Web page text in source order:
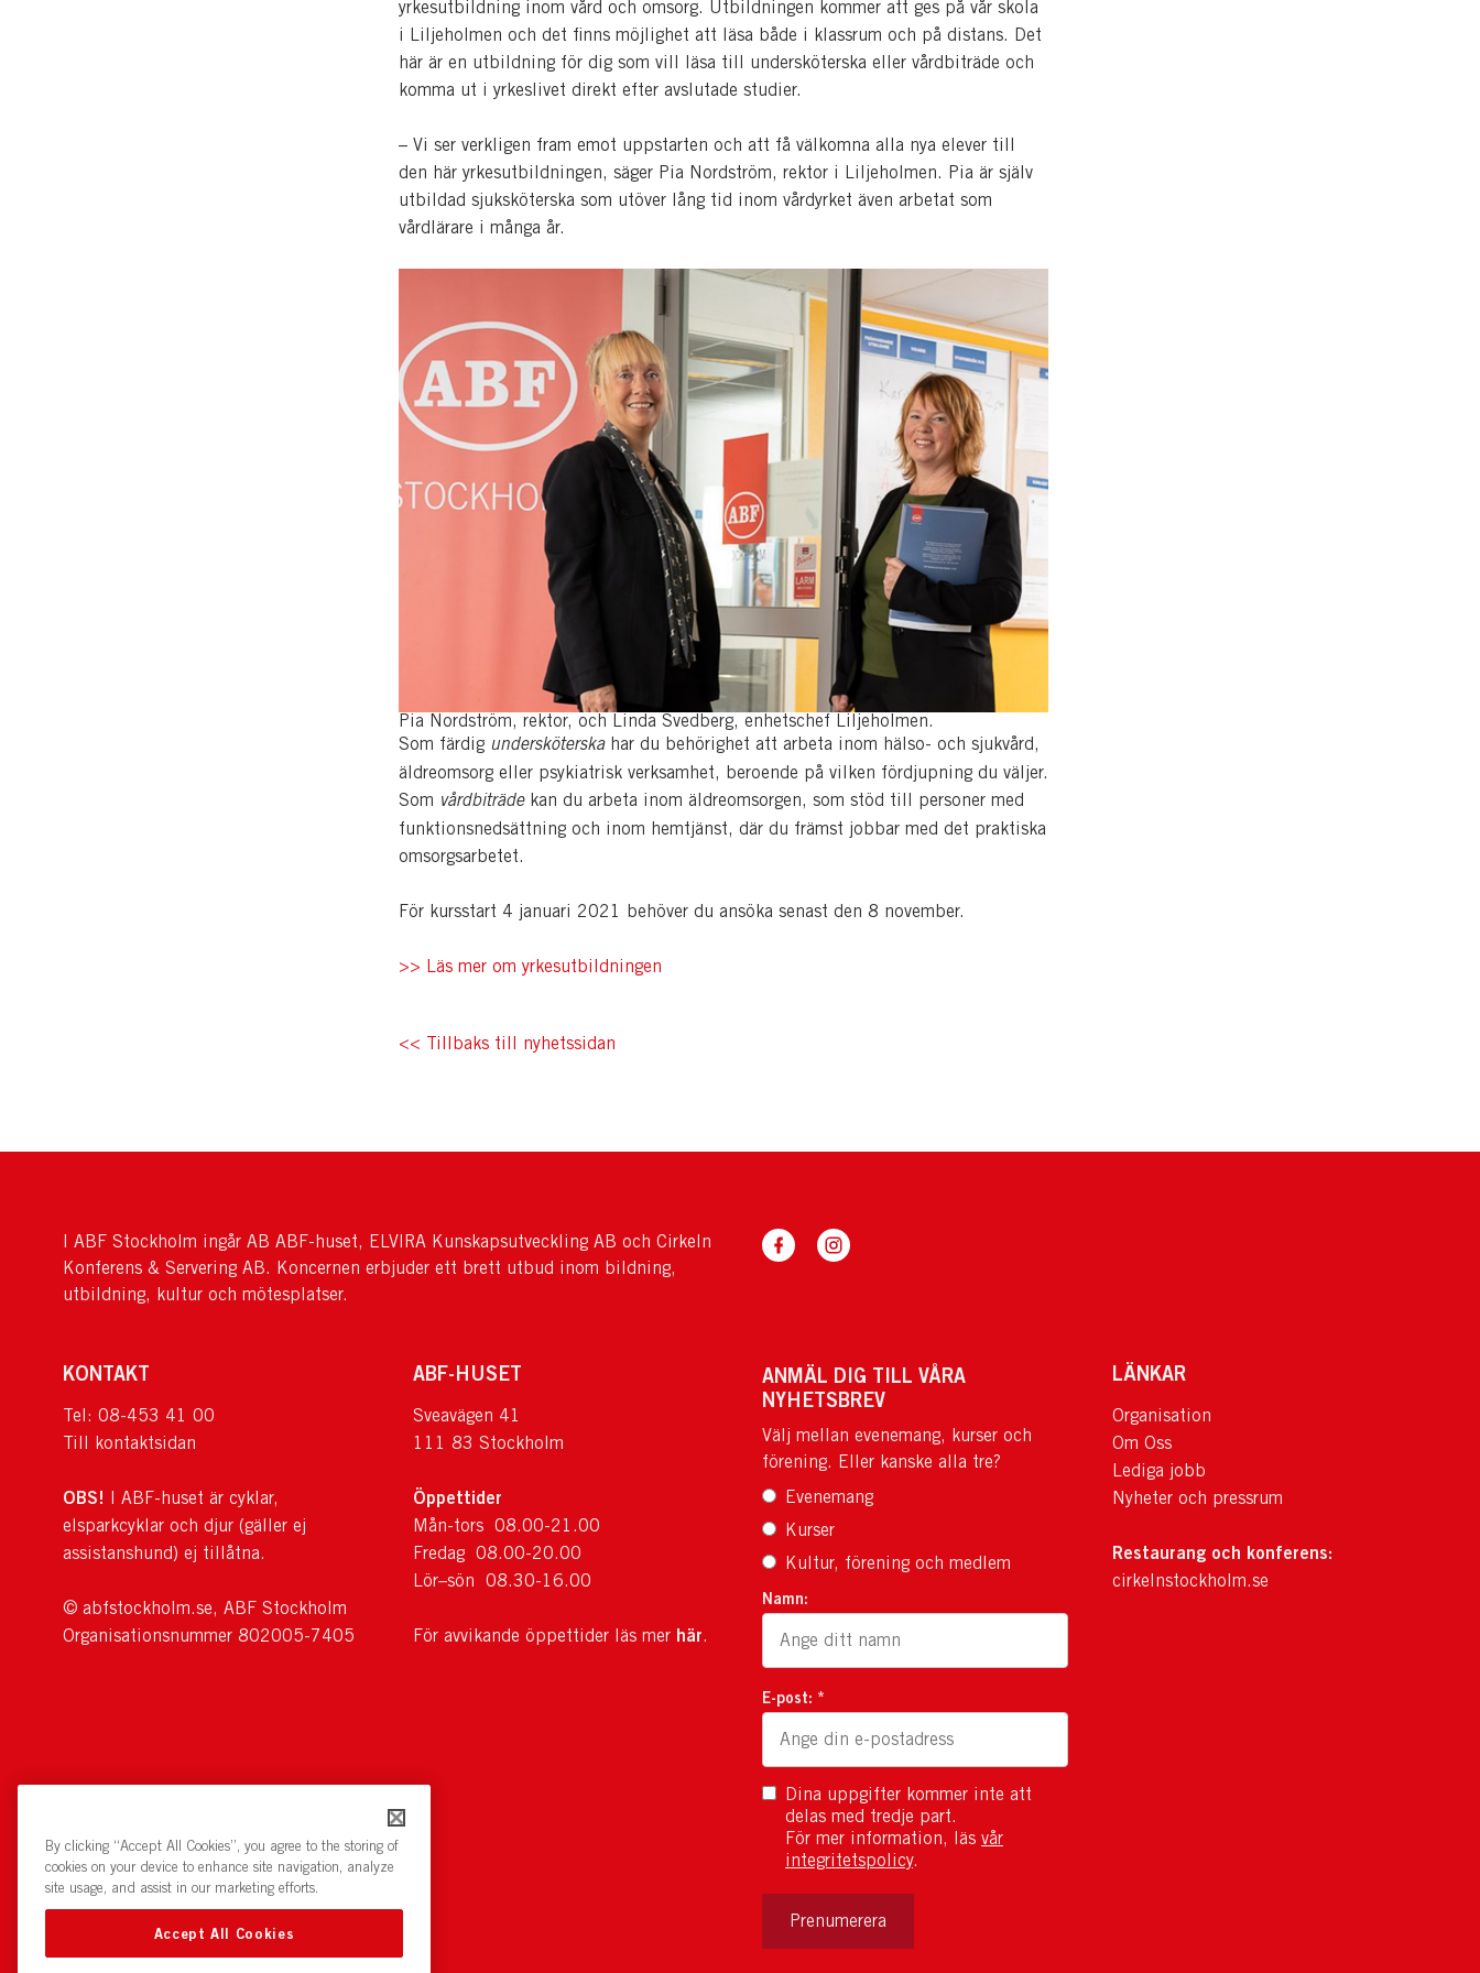
yrkesutbildning inom vård och omsorg. Utbildningen kommer att ges på vår skola
i Liljeholmen och det finns möjlighet att läsa både i klassrum och på distans. Det
här är en utbildning för dig som vill läsa till undersköterska eller vårdbiträde och
komma ut i yrkeslivet direkt efter avslutade studier.
– Vi ser verkligen fram emot uppstarten och att få välkomna alla nya elever till
den här yrkesutbildningen, säger Pia Nordström, rektor i Liljeholmen. Pia är själv
utbildad sjuksköterska som utöver lång tid inom vårdyrket även arbetat som
vårdlärare i många år.
Pia Nordström, rektor, och Linda Svedberg, enhetschef Liljeholmen.
Som färdig undersköterskahar du behörighet att arbeta inom hälso- och sjukvård,
äldreomsorg eller psykiatrisk verksamhet, beroende på vilken fördjupning du väljer.
Som vårdbiträdekan du arbeta inom äldreomsorgen, som stöd till personer med
funktionsnedsättning och inom hemtjänst, där du främst jobbar med det praktiska
omsorgsarbetet.
För kursstart 4 januari 2021 behöver du ansöka senast den 8 november.
>> Läs mer om yrkesutbildningen
<< Tillbaks till nyhetssidan
I ABF Stockholm ingår AB ABF-huset, ELVIRA Kunskapsutveckling AB och Cirkeln
Konferens & Servering AB. Koncernen erbjuder ett brett utbud inom bildning,
utbildning, kultur och mötesplatser.
KONTAKT
Tel: 08-453 41 00
Till kontaktsidan
OBS!
I ABF-huset är cyklar,
elsparkcyklar och djur (gäller ej
assistanshund) ej tillåtna.
© abfstockholm.se, ABF Stockholm
Organisationsnummer 802005-7405
ABF-HUSET
Sveavägen 41
111 83 Stockholm
Öppettider
Mån-tors 08.00-21.00
Fredag 08.00-20.00
Lör–sön 08.30-16.00
För avvikande öppettider läs mer här.
ANMÄL DIG TILL VÅRA
NYHETSBREV
Välj mellan evenemang, kurser och
förening. Eller kanske alla tre?
Evenemang
Kurser
Kultur, förening och medlem
Namn:
E-post: *
Dina uppgifter kommer inte att
delas med tredje part.
För mer information, läs vår
integritetspolicy.
Prenumerera
LÄNKAR
Organisation
Om Oss
Lediga jobb
Nyheter och pressrum
Restaurang och konferens:
cirkelnstockholm.se
By clicking “Accept All Cookies”, you agree to the storing of
cookies on your device to enhance site navigation, analyze
site usage, and assist in our marketing efforts.
Accept All Cookies